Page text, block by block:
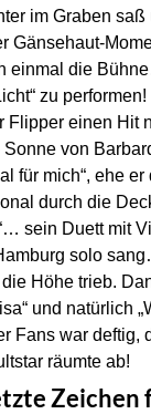
im Graben
Gänsehaut-
einmal die
zu
Flipper einen Hit
von
für mich“, ehe
durch die
sein Duett mit
solo
Höhe trieb.
und natürlich
Fans war deftig,
räumte ab!
Zeichen